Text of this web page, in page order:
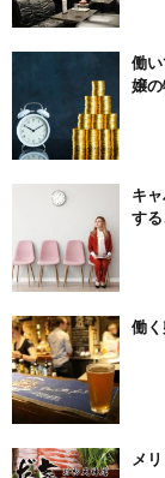
働
嬢
キ
す
働
メ